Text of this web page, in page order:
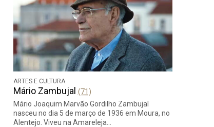
ARTES E CULTURA
Mário Zambujal (71)
Mário Joaquim Marvão Gordilho Zambujal
nasceu no dia 5 de março de 1936 em Moura, no
Alentejo. Viveu na Amareleja…